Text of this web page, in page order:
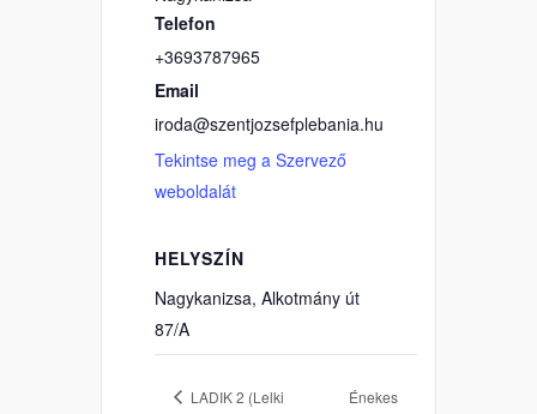
Telefon
+3693787965
Email
iroda@szentjozsefplebania.hu
Tekintse meg a Szervező
weboldalát
HELYSZÍN
Nagykanizsa, Alkotmány út
87/A
LADIK 2 (Lelki Énekes